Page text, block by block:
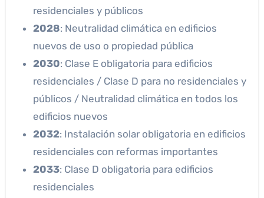
residenciales y públicos
2028: Neutralidad climática en edificios
nuevos de uso o propiedad pública
2030: Clase E obligatoria para edificios
residenciales / Clase D para no residenciales y
públicos / Neutralidad climática en todos los
edificios nuevos
2032: Instalación solar obligatoria en edificios
residenciales con reformas importantes
2033: Clase D obligatoria para edificios
residenciales